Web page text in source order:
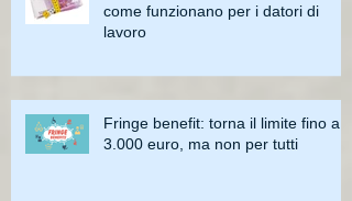
come funzionano per i datori di
lavoro
Fringe benefit: torna il limite fino a
3.000 euro, ma non per tutti